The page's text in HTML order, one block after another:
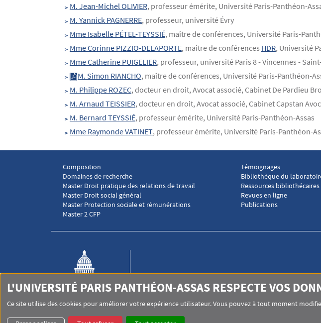
M. Jean-Michel OLIVIER, professeur émérite, Université Paris-Panthéon-
M. Yannick PAGNERRE, professeur, université Évry
Mme Isabelle PÉTEL-TEYSSIÉ, maître de conférences, Université Paris-
Mme Corinne PIZZIO-DELAPORTE, maître de conférences HDR, Université
Mme Catherine PUIGELIER, professeur, université Paris 8 - Vincennes -
M. Simon RIANCHO, maître de conférences, Université Paris-Panthéon-
M. Philippe ROZEC, docteur en droit, Avocat associé, Cabinet De Pardieu
M. Arnaud TEISSIER, docteur en droit, Avocat associé, Cabinet Capstan
M. Bernard TEYSSIÉ, professeur émérite, Université Paris-Panthéon-Assas
Mme Raymonde VATINET, professeur émérite, Université Paris-Panthéon-
Menu footer Laboratoire droit social 1
Composition
Domaines de recherche
Master Droit pratique des relations de travail
Master Droit social général
Master Protection sociale et rémunérations
Master 2 CFP
Menu footer
Témoignages
Bibliothèque du
Ressources bibliothécaires
Revues en ligne
Publications
L'UNIVERSITÉ PARIS PANTHÉON-ASSAS RESPECTE VOS
Ce site utilise des cookies pour améliorer votre expérience utilisateur. Vous pouvez à tout moment